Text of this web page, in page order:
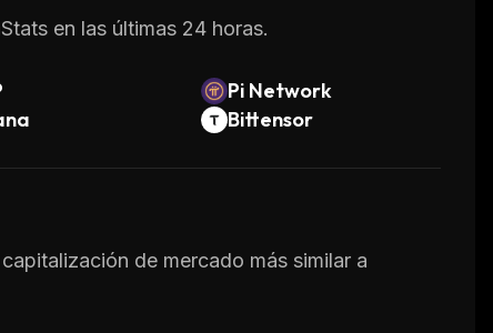
en las últimas 24 horas.
Pi Network
Bittensor
de mercado más similar a